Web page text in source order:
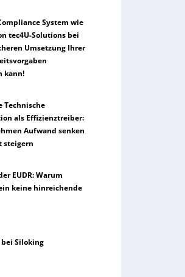
System wie
tec4U-Solutions bei
Umsetzung Ihrer
kann!
Technische
als Effizienztreiber:
Aufwand senken
steigern
EUDR: Warum
keine hinreichende
bei Siloking